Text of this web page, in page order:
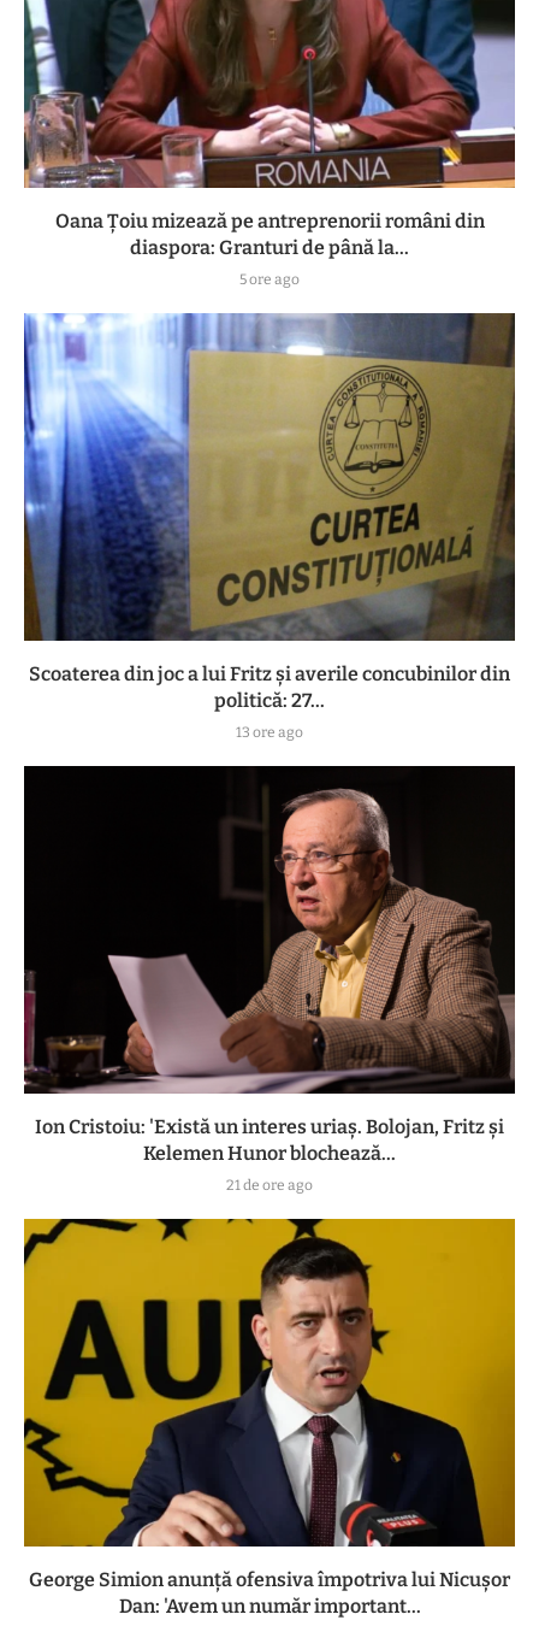
Oana Țoiu mizează pe antreprenorii români din
diaspora: Granturi de până la...
5 ore ago
Scoaterea din joc a lui Fritz și averile concubinilor din
politică: 27...
13 ore ago
Ion Cristoiu: 'Există un interes uriaș. Bolojan, Fritz și
Kelemen Hunor blochează...
21 de ore ago
George Simion anunță ofensiva împotriva lui Nicușor
Dan: 'Avem un număr important...